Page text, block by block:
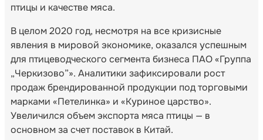
птицы и качестве мяса.
В целом 2020 год, несмотря на все кризисные
явления в мировой экономике, оказался успешным
для птицеводческого сегмента бизнеса ПАО «Группа
„Черкизово”». Аналитики зафиксировали рост
продаж брендированной продукции под торговыми
марками «Петелинка» и «Куриное царство».
Увеличился объем экспорта мяса птицы — в
основном за счет поставок в Китай.